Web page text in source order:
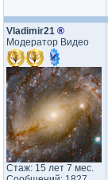
Vladimir21 ®
Модератор Видео
Стаж: 15 лет 7 мес.